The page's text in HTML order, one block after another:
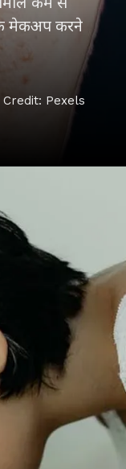
मेकअप करने
Pexels